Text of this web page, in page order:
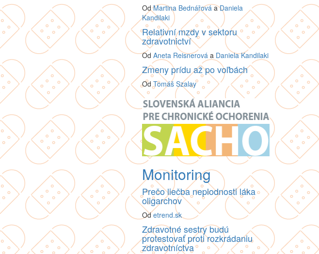
OdMartina BednářováaDaniela
Kandilaki
Relativní mzdy v sektoru
zdravotnictví
OdAneta Reisnerová a Daniela Kandilaki
Zmeny prídu až po voľbách
OdTomáš Szalay
Monitoring
Prečo liečba neplodnosti láka
oligarchov
Odetrend.sk
Zdravotné sestry budú
protestovať proti rozkrádaniu
zdravotníctva